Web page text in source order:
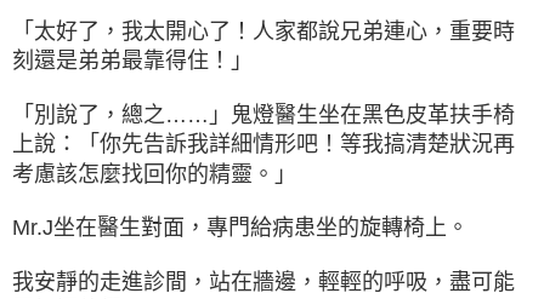
「太好了，我太開心了！人家都說兄弟連心，重要時
刻還是弟弟最靠得住！」
「別說了，總之……」鬼燈醫生坐在黑色皮革扶手椅
上說：「你先告訴我詳細情形吧！等我搞清楚狀況再
考慮該怎麼找回你的精靈。」
Mr.J坐在醫生對面，專門給病患坐的旋轉椅上。
我安靜的走進診間，站在牆邊，輕輕的呼吸，盡可能